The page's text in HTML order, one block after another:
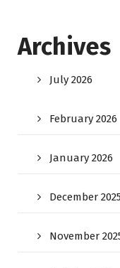
Archives
July 2026
February 2026
January 2026
December
November